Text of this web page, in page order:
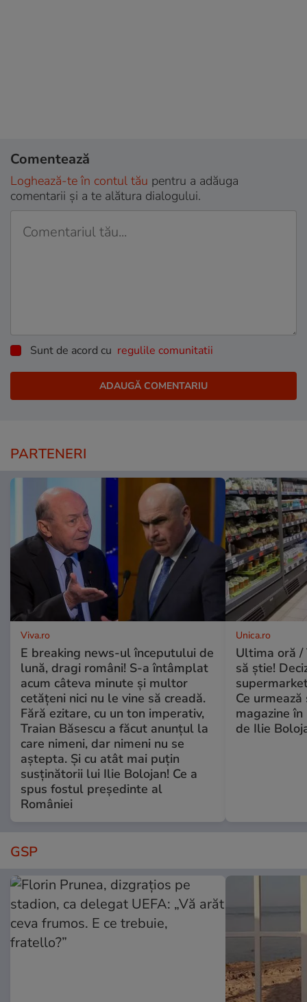
Comentează
Loghează-te în contul tău pentru a adăuga
comentarii și a te alătura dialogului.
Sunt de acord cu regulile comunitatii
PARTENERI
Viva.ro
E breaking news-ul începutului de
lună, dragi români! S-a întâmplat
acum câteva minute și multor
cetățeni nici nu le vine să creadă.
Fără ezitare, cu un ton imperativ,
Traian Băsescu a făcut anunțul la
care nimeni, dar nimeni nu se
aștepta. Și cu atât mai puțin
susținătorii lui Ilie Bolojan! Ce a
spus fostul președinte al
României
Unica.ro
Ultima oră /
să știe!
Ce
magazine
de Ilie
GSP